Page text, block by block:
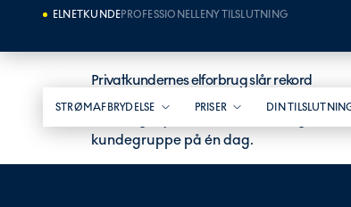
ELNETKUNDEPROFESSIONELLENY TILSLUTNING
STRØMAFBRYDELSE PRISER DIN
Privatkundernes elforbrug slår rekord
Mandag 5. januar satte elforbruget
kundegruppe på én dag.